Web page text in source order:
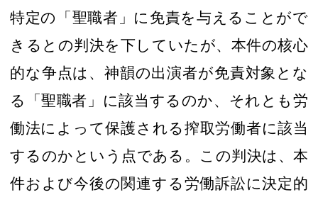
特定の「聖職者」 に免責を与えることがで
きるとの判決を下していたが、本件の核心
的な争点は、神韻の出演者が免責対象とな
る「聖職者 」に該当するのか、それとも労
働法によって保護される搾取労働者に該当
するのかという点である 。 この判決は、本
件および今後の関連する労働訴訟に決定的